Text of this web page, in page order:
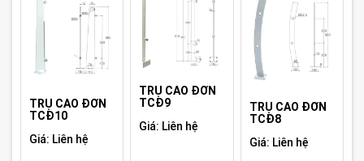
TRỤ CAO ĐƠN
TCĐ10
Giá: Liên hệ
TRỤ CAO ĐƠN
TCĐ9
Giá: Liên hệ
TRỤ CAO ĐƠN
TCĐ8
Giá: Liên hệ